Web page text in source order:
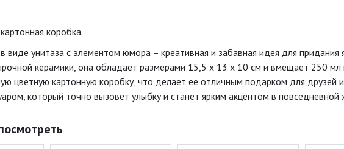
коробка.
виде унитаза с элементом юмора – креативная и забавная идея для
керамики, она обладает размерами 15,5 х 13 х 10 см и вмещает 250
цветную картонную коробку, что делает ее отличным подарком для друзей
который точно вызовет улыбку и станет ярким акцентом в повседневной